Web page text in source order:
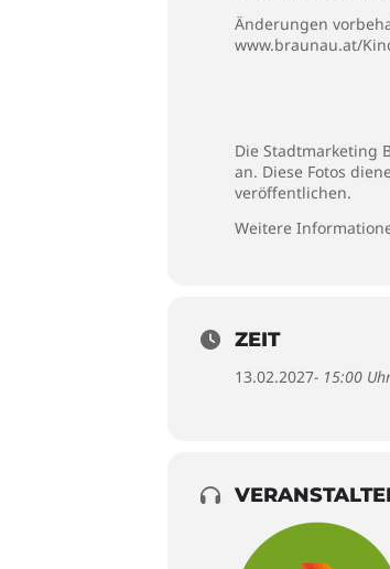
Änderungen
www.braunau.at/
Die Stadtmarketing
an. Diese Fotos
veröffentlichen.
Weitere
ZEIT
13.02.2027- 15:00